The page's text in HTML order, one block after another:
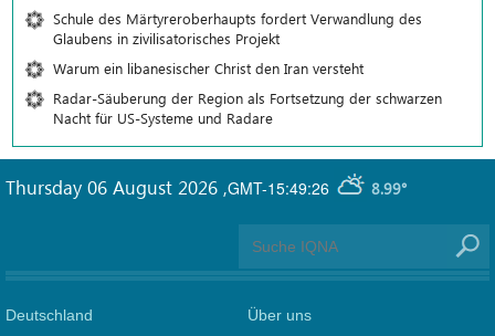
Schule des Märtyreroberhaupts fordert Verwandlung des
Glaubens in zivilisatorisches Projekt
Warum ein libanesischer Christ den Iran versteht
Radar-Säuberung der Region als Fortsetzung der schwarzen
Nacht für US-Systeme und Radare
GMT-15:49:26 8.99°
Thursday 06 August 2026 ,
Deutschland
Über uns